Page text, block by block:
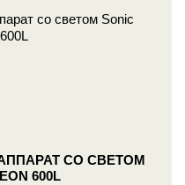
СО СВЕТОМ
600L